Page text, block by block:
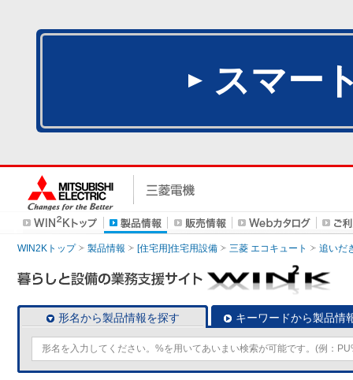
スマー
WIN2Kトップ 製品情報 [住宅用]住宅用設備 三菱 エコキュート 追いだ
形名から製品情報を探す キーワードから製品情